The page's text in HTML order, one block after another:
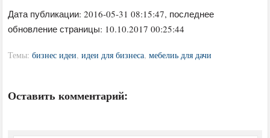
Дата публикации:2016-05-31 08:15:47, последнее
обновление страницы: 10.10.2017 00:25:44
Темы:бизнес идеи,идеи для бизнеса,мебелиь для дачи
Оставить комментарий: